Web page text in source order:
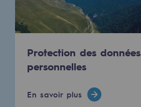
Protection des données
personnelles
En savoir plus